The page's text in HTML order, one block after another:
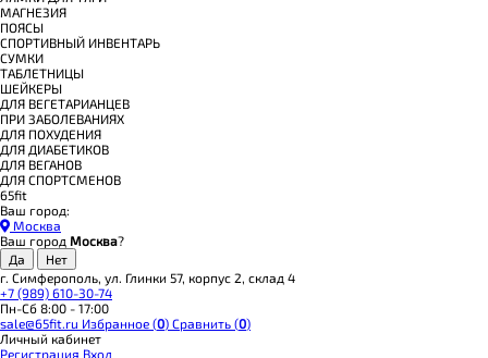
МАГНЕЗИЯ
ПОЯСЫ
СПОРТИВНЫЙ ИНВЕНТАРЬ
СУМКИ
ТАБЛЕТНИЦЫ
ШЕЙКЕРЫ
ДЛЯ ВЕГЕТАРИАНЦЕВ
ПРИ ЗАБОЛЕВАНИЯХ
ДЛЯ ПОХУДЕНИЯ
ДЛЯ ДИАБЕТИКОВ
ДЛЯ ВЕГАНОВ
ДЛЯ СПОРТСМЕНОВ
65fit
Ваш город:
Москва
Ваш город Москва?
г. Симферополь, ул. Глинки 57, корпус 2, склад 4
+7 (989) 610-30-74
Пн-Сб 8:00 - 17:00
sale@65fit.ru Избранное (0) Сравнить (0)
Личный кабинет
Регистрация Вход